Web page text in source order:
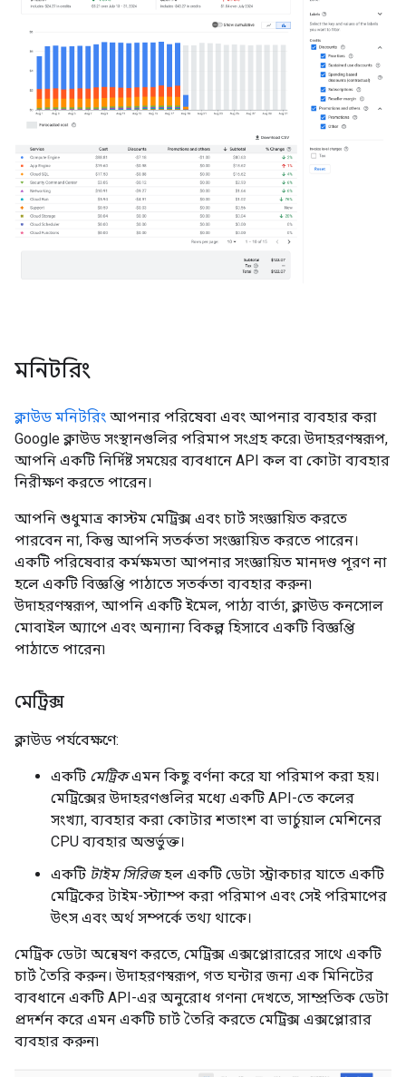
মনিটরিং
ক্লাউড মনিটরিং আপনার পরিষেবা এবং আপনার ব্যবহার করা
Google ক্লাউড সংস্থানগুলির পরিমাপ সংগ্রহ করে৷ উদাহরণস্বরূপ,
আপনি একটি নির্দিষ্ট সময়ের ব্যবধানে API কল বা কোটা ব্যবহার
নিরীক্ষণ করতে পারেন।
আপনি শুধুমাত্র কাস্টম মেট্রিক্স এবং চার্ট সংজ্ঞায়িত করতে
পারবেন না, কিন্তু আপনি সতর্কতা সংজ্ঞায়িত করতে পারেন।
একটি পরিষেবার কর্মক্ষমতা আপনার সংজ্ঞায়িত মানদণ্ড পূরণ না
হলে একটি বিজ্ঞপ্তি পাঠাতে সতর্কতা ব্যবহার করুন৷
উদাহরণস্বরূপ, আপনি একটি ইমেল, পাঠ্য বার্তা, ক্লাউড কনসোল
মোবাইল অ্যাপে এবং অন্যান্য বিকল্প হিসাবে একটি বিজ্ঞপ্তি
পাঠাতে পারেন৷
মেট্রিক্স
ক্লাউড পর্যবেক্ষণে:
একটি মেট্রিকএমন কিছু বর্ণনা করে যা পরিমাপ করা হয়।
মেট্রিক্সের উদাহরণগুলির মধ্যে একটি API-তে কলের
সংখ্যা, ব্যবহার করা কোটার শতাংশ বা ভার্চুয়াল মেশিনের
CPU ব্যবহার অন্তর্ভুক্ত।
একটি টাইম সিরিজহল একটি ডেটা স্ট্রাকচার যাতে একটি
মেট্রিকের টাইম-স্ট্যাম্প করা পরিমাপ এবং সেই পরিমাপের
উৎস এবং অর্থ সম্পর্কে তথ্য থাকে।
মেট্রিক ডেটা অন্বেষণ করতে, মেট্রিক্স এক্সপ্লোরারের সাথে একটি
চার্ট তৈরি করুন। উদাহরণস্বরূপ, গত ঘন্টার জন্য এক মিনিটের
ব্যবধানে একটি API-এর অনুরোধ গণনা দেখতে, সাম্প্রতিক ডেটা
প্রদর্শন করে এমন একটি চার্ট তৈরি করতে মেট্রিক্স এক্সপ্লোরার
ব্যবহার করুন৷